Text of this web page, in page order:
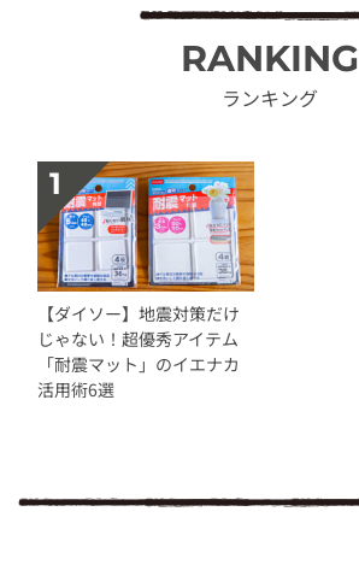
RANKING
ランキング
【ダイソー】地震対策だけ
じゃない！超優秀アイテム
「耐震マット」のイエナカ
活用術6選